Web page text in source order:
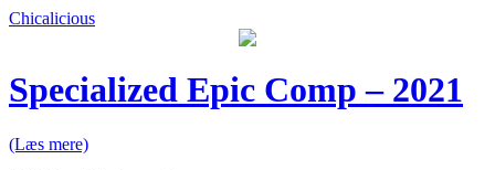
Chicalicious
Specialized Epic Comp – 2021
(Læs mere)